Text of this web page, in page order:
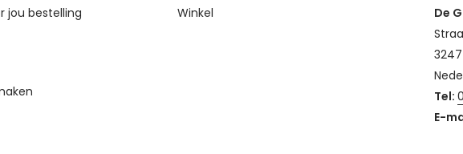
jou bestelling
Winkel
De
Tel:
E-